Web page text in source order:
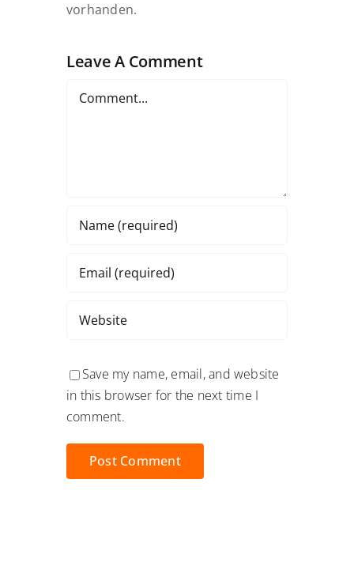
vorhanden.
Leave A Comment
Save my name, email, and website
in this browser for the next time I
comment.